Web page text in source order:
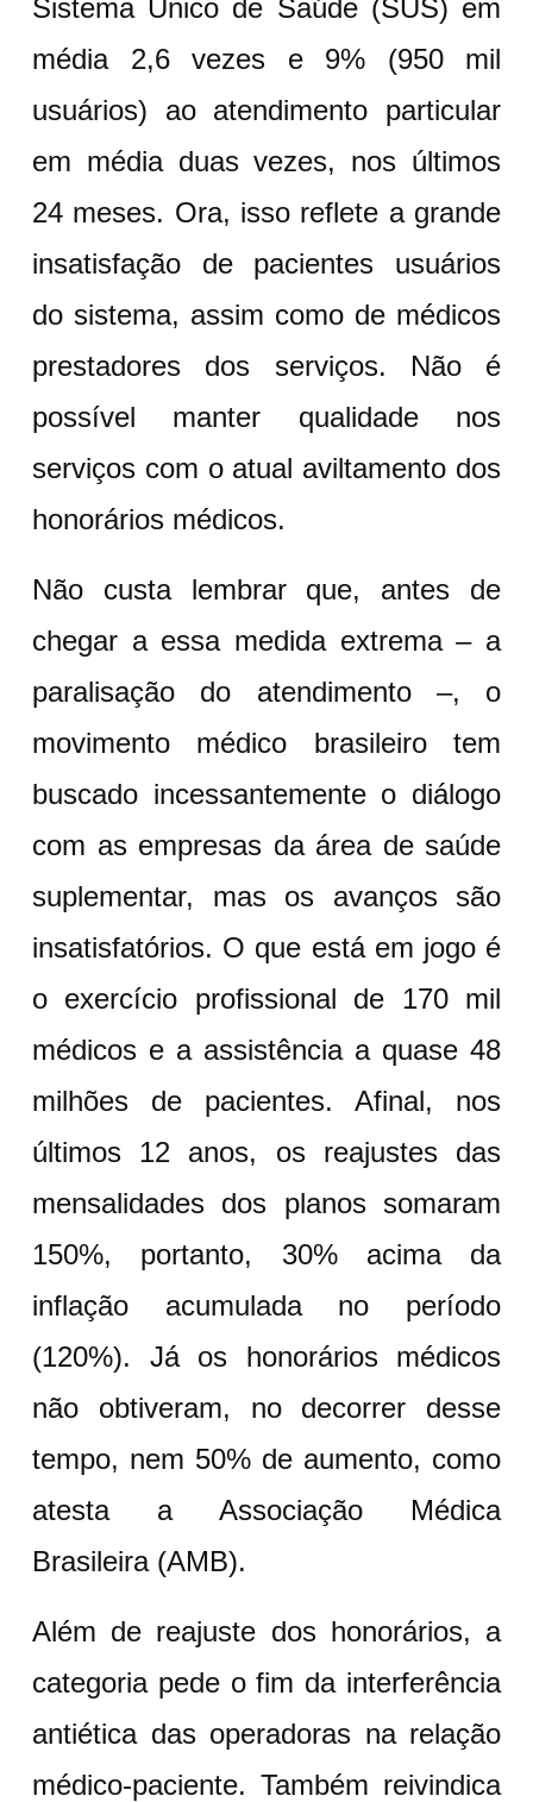
Sistema Único de Saúde (SUS) em
média 2,6 vezes e 9% (950 mil
usuários) ao atendimento particular
em média duas vezes, nos últimos
24 meses. Ora, isso reflete a grande
insatisfação de pacientes usuários
do sistema, assim como de médicos
prestadores dos serviços. Não é
possível manter qualidade nos
serviços com o atual aviltamento dos
honorários médicos.
Não custa lembrar que, antes de
chegar a essa medida extrema – a
paralisação do atendimento –, o
movimento médico brasileiro tem
buscado incessantemente o diálogo
com as empresas da área de saúde
suplementar, mas os avanços são
insatisfatórios. O que está em jogo é
o exercício profissional de 170 mil
médicos e a assistência a quase 48
milhões de pacientes. Afinal, nos
últimos 12 anos, os reajustes das
mensalidades dos planos somaram
150%, portanto, 30% acima da
inflação acumulada no período
(120%). Já os honorários médicos
não obtiveram, no decorrer desse
tempo, nem 50% de aumento, como
atesta a Associação Médica
Brasileira (AMB).
Além de reajuste dos honorários, a
categoria pede o fim da interferência
antiética das operadoras na relação
médico-paciente. Também reivindica